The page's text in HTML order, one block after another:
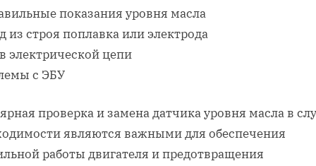
показания уровня масла
из строя поплавка или электрода
электрической цепи
с ЭБУ
проверка и замена датчика уровня масла в
являются важными для обеспечения
работы двигателя и предотвращения